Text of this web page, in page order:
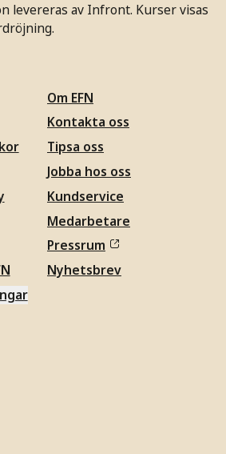
levereras av Infront. Kurser visas
Om EFN
Kontakta oss
Tipsa oss
Jobba hos oss
Kundservice
Medarbetare
Pressrum
Nyhetsbrev